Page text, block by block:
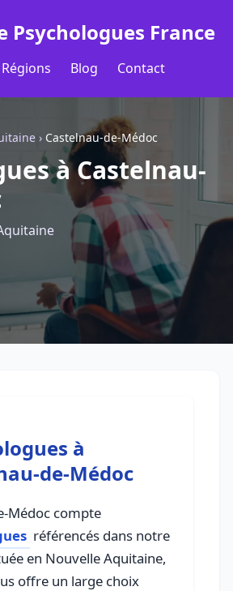
Psychologues France
Régions Blog Contact
› Castelnau-de-Médoc
à Castelnau-
à
de-Médoc
Médoc compte
référencés dans notre
en Nouvelle Aquitaine,
offre un large choix